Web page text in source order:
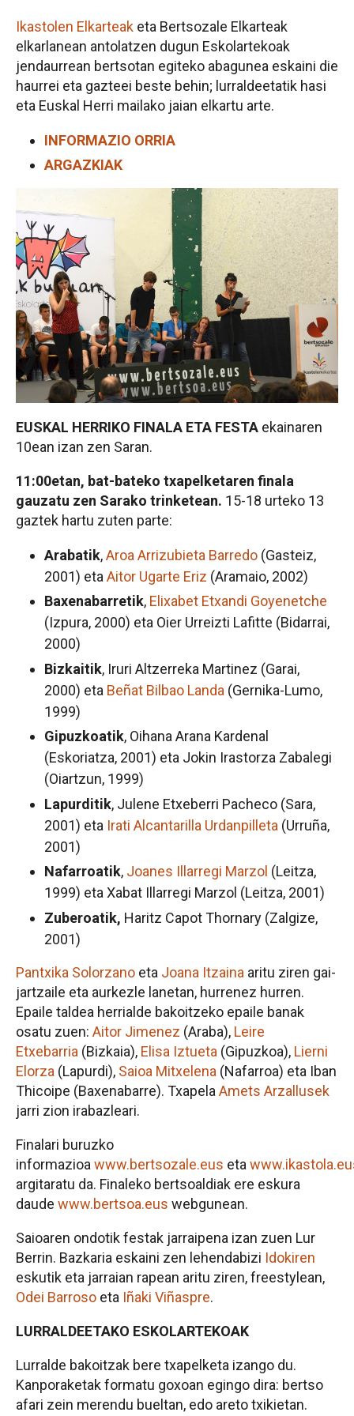
Ikastolen Elkarteak eta Bertsozale Elkarteak
elkarlanean antolatzen dugun Eskolartekoak
jendaurrean bertsotan egiteko abagunea eskaini die
haurrei eta gazteei beste behin; lurraldeetatik hasi
eta Euskal Herri mailako jaian elkartu arte.
INFORMAZIO ORRIA
ARGAZKIAK
EUSKAL HERRIKO FINALA ETA FESTA ekainaren
10ean izan zen Saran.
11:00etan, bat-bateko txapelketaren finala
gauzatu zen Sarako trinketean. 15-18 urteko 13
gaztek hartu zuten parte:
Arabatik,Aroa Arrizubieta Barredo (Gasteiz,
2001) eta Aitor Ugarte Eriz (Aramaio, 2002)
Baxenabarretik, Elixabet Etxandi Goyenetche
(Izpura, 2000) eta Oier Urreizti Lafitte (Bidarrai,
2000)
Bizkaitik, Iruri Altzerreka Martinez (Garai,
2000) eta Beñat Bilbao Landa (Gernika-Lumo,
1999)
Gipuzkoatik, Oihana Arana Kardenal
(Eskoriatza, 2001) eta Jokin Irastorza Zabalegi
(Oiartzun, 1999)
Lapurditik, Julene Etxeberri Pacheco (Sara,
2001) eta Irati Alcantarilla Urdanpilleta (Urruña,
2001)
Nafarroatik, Joanes Illarregi Marzol (Leitza,
1999) eta Xabat Illarregi Marzol (Leitza, 2001)
Zuberoatik, Haritz Capot Thornary (Zalgize,
2001)
Pantxika Solorzano eta Joana Itzaina aritu ziren gai-
jartzaile eta aurkezle lanetan, hurrenez hurren.
Epaile taldea herrialde bakoitzeko epaile banak
osatu zuen: Aitor Jimenez (Araba), Leire
Etxebarria (Bizkaia), Elisa Iztueta (Gipuzkoa), Lierni
Elorza (Lapurdi), Saioa Mitxelena (Nafarroa) eta Iban
Thicoipe (Baxenabarre). Txapela Amets Arzallusek
jarri zion irabazleari.
Finalari buruzko
informazioa www.bertsozale.eus eta
argitaratu da. Finaleko bertsoaldiak ere eskura
daude www.bertsoa.eus webgunean.
Saioaren ondotik festak jarraipena izan zuen Lur
Berrin. Bazkaria eskaini zen lehendabizi Idokiren
eskutik eta jarraian rapean aritu ziren, freestylean,
Odei Barroso eta Iñaki Viñaspre.
LURRALDEETAKO ESKOLARTEKOAK
Lurralde bakoitzak bere txapelketa izango du.
Kanporaketak formatu goxoan egingo dira: bertso
afari zein merendu bueltan, edo areto txikietan.